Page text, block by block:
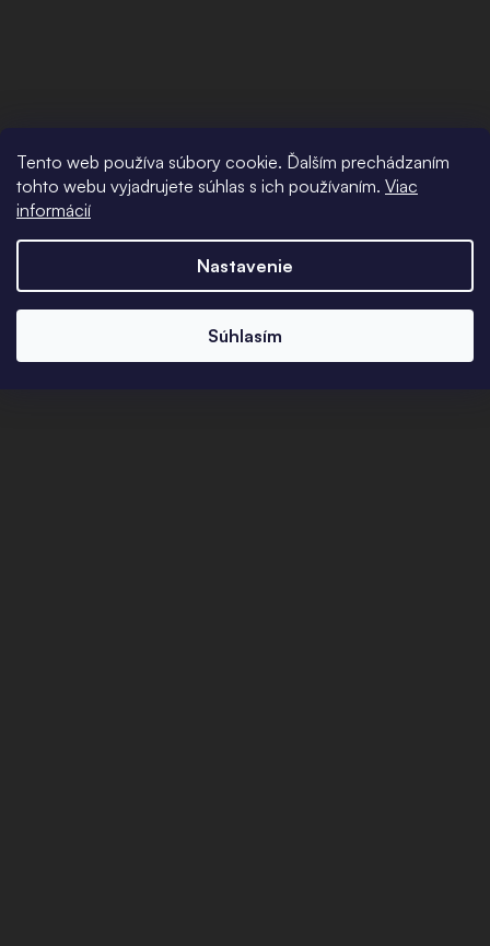
Tento web používa súbory cookie. Ďalším prechádzaním
tohto webu vyjadrujete súhlas s ich používaním. Viac
informácií
Nastavenie
Súhlasím